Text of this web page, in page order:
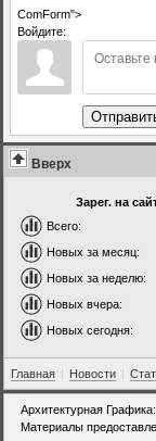
ComForm">
Войдите:
Вверх
Зарег. на
Всего:
Новых за месяц:
Новых за неделю:
Новых вчера:
Новых сегодня:
Главная | Новости |
Архитектурная
Материалы